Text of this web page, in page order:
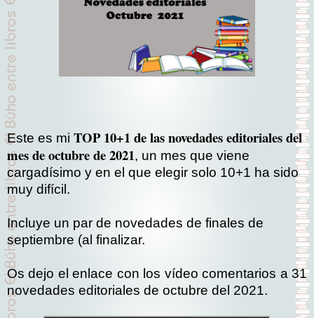
Este es mi TOP 10+1 de las novedades editoriales del
mes de octubre de 2021, un mes que viene
cargadísimo y en el que elegir solo 10+1 ha sido
muy difícil.
Incluye un par de novedades de finales de
septiembre (al finalizar.
Os dejo el enlace con los vídeo comentarios a 31
novedades editoriales de octubre del 2021.